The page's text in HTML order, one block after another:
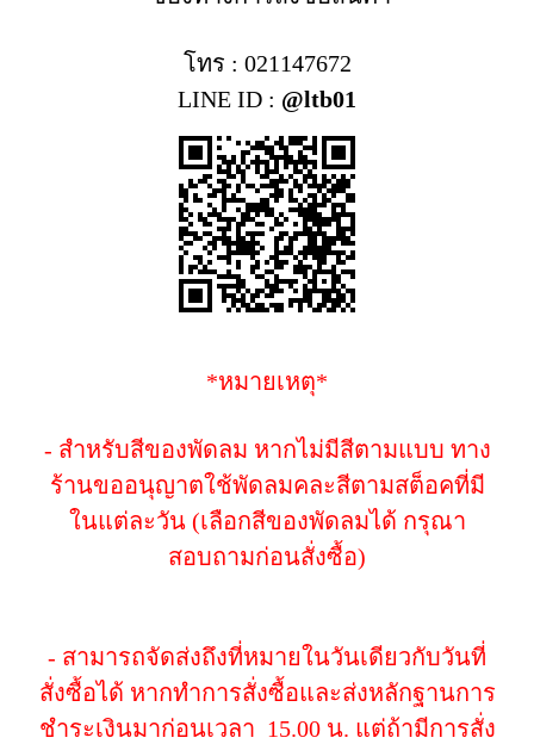
โทร : 021147672
LINE ID : @ltb01
*หมายเหตุ*
- สำหรับสีของพัดลม หากไม่มีสีตามแบบ ทาง
ร้านขออนุญาตใช้พัดลมคละสีตามสต็อคที่มี
ในแต่ละวัน (เลือกสีของพัดลมได้ กรุณา
สอบถามก่อนสั่งซื้อ)
- สามารถจัดส่งถึงที่หมายในวันเดียวกับวันที่
สั่งซื้อได้ หากทำการสั่งซื้อและส่งหลักฐานการ
ชำระเงินมาก่อนเวลา 15.00 น. แต่ถ้ามีการสั่ง